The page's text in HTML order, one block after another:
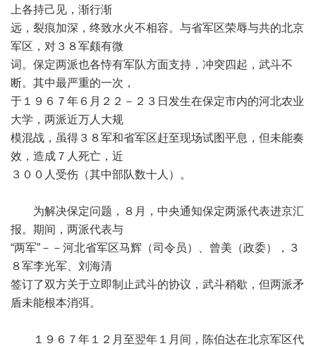
上各持己见，渐行渐
远，裂痕加深，终致水火不相容。与省军区荣辱与共的北京
军区，对３８军颇有微
词。保定两派也各恃有军队方面支持，冲突四起，武斗不
断。其中最严重的一次，
于１９６７年６月２２－２３日发生在保定市内的河北农业
大学，两派近万人大规
模混战，虽得３８军和省军区赶至现场试图平息，但未能奏
效，造成７人死亡，近
３００人受伤（其中部队数十人）。
为解决保定问题，８月，中央通知保定两派代表进京汇
报。期间，两派代表与
“两军”－－河北省军区马辉（司令员）、曾美（政委），３
８军李光军、刘海清
签订了双方关于立即制止武斗的协议，武斗稍歇，但两派矛
盾未能根本消弭。
１９６７年１２月至翌年１月间，陈伯达在北京军区代